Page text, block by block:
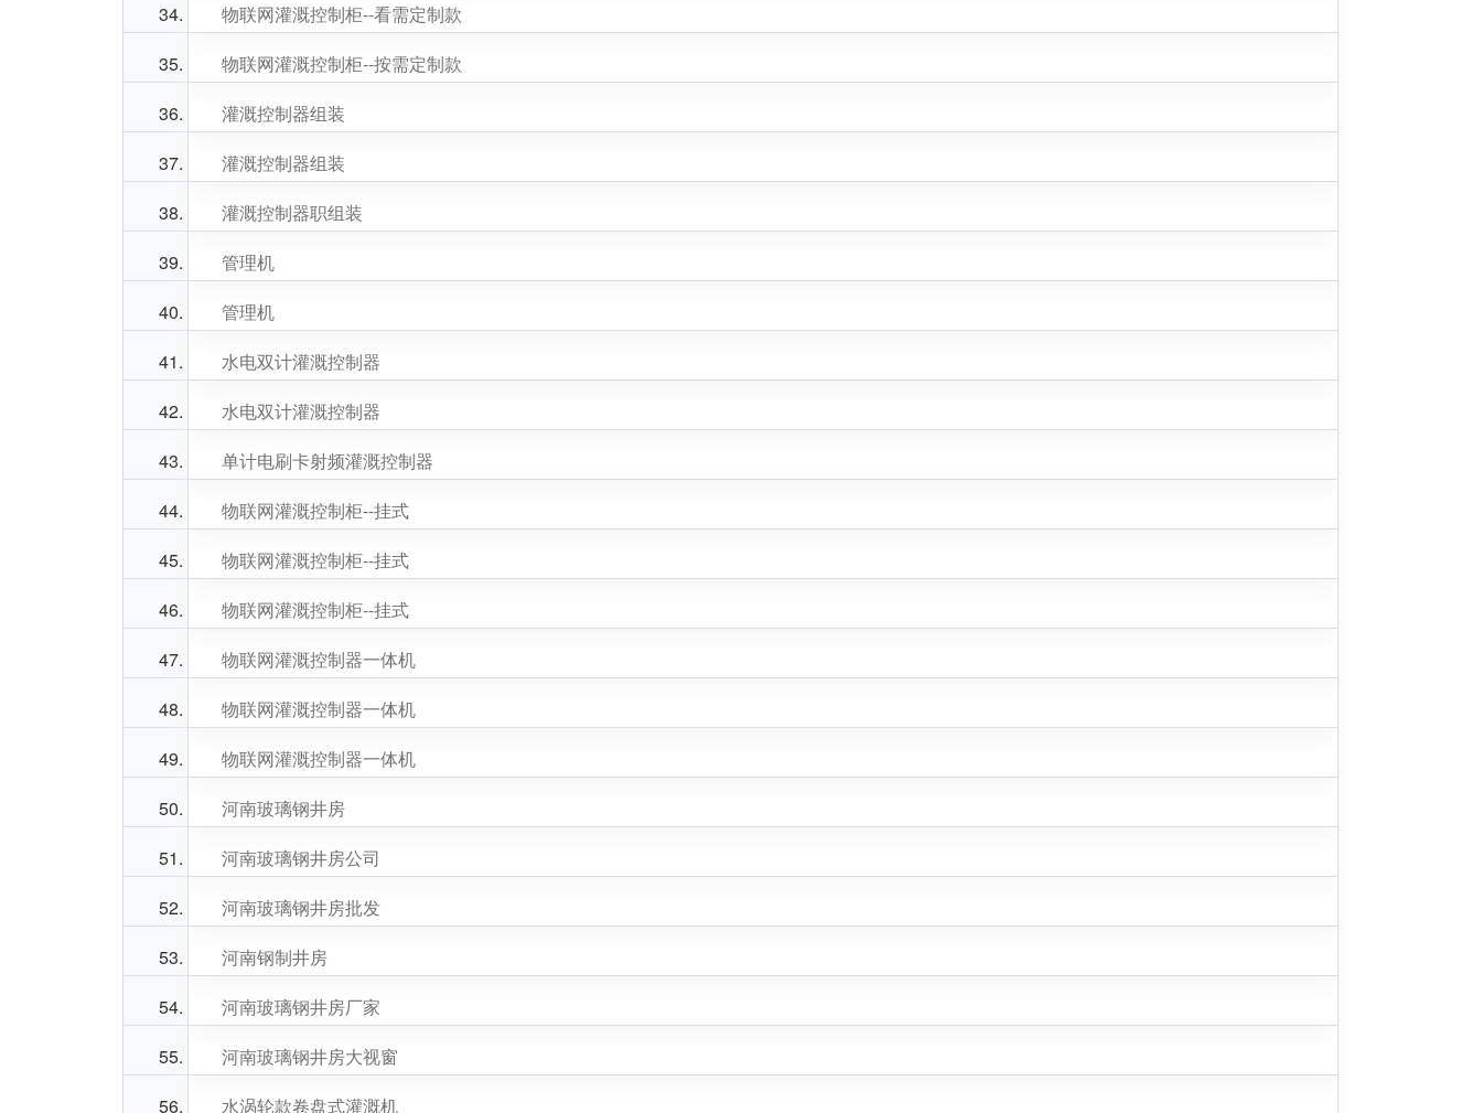
物联网灌溉控制柜--看需定制款
物联网灌溉控制柜--按需定制款
灌溉控制器组装
灌溉控制器组装
灌溉控制器职组装
管理机
管理机
水电双计灌溉控制器
水电双计灌溉控制器
单计电刷卡射频灌溉控制器
物联网灌溉控制柜--挂式
物联网灌溉控制柜--挂式
物联网灌溉控制柜--挂式
物联网灌溉控制器一体机
物联网灌溉控制器一体机
物联网灌溉控制器一体机
河南玻璃钢井房
河南玻璃钢井房公司
河南玻璃钢井房批发
河南钢制井房
河南玻璃钢井房厂家
河南玻璃钢井房大视窗
水涡轮款卷盘式灌溉机